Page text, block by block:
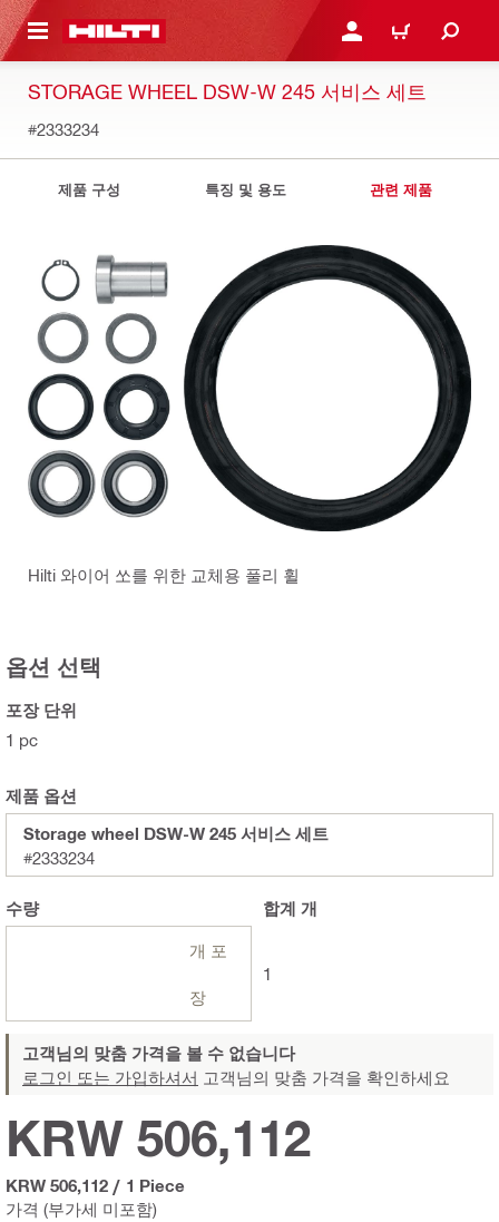
으로 건너뛰기 로그인 또는 회원가입
장바구니
STORAGE WHEEL DSW-W 245 서비스 세트
#2333234
제품 구성 특징 및 용도 관련 제품
Hilti 와이어 쏘를 위한 교체용 풀리 휠
옵션 선택
포장 단위
1 pc
제품 옵션
Storage wheel DSW-W 245 서비스 세트
#2333234
수량
개 포
장
합계 개
1
고객님의 맞춤 가격을 볼 수 없습니다
로그인 또는 가입하셔서 고객님의 맞춤 가격을 확인하세요
가격 (부가세 미포함)
KRW 506,112
KRW 506,112 / 1 Piece